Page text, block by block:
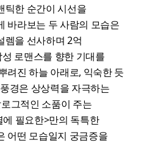
틱한 순간이 시선을
바라보는 두 사람의 모습은
렘을 선사하며 2억
로맨스를 향한 기대를
려진 하늘 아래로, 익숙한 듯
경은 상상력을 자극하는
그적인 소품이 주는
필요한>만의 독특한
어떤 모습일지 궁금증을